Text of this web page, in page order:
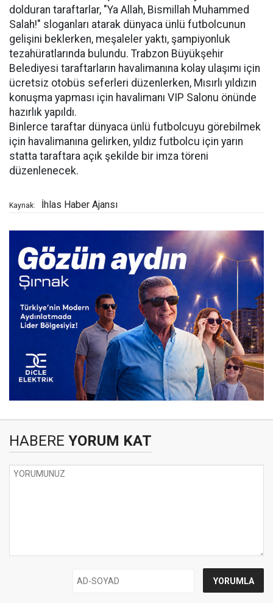
dolduran taraftarlar, "Ya Allah, Bismillah Muhammed
Salah!" sloganları atarak dünyaca ünlü futbolcunun
gelişini beklerken, meşaleler yaktı, şampiyonluk
tezahüratlarında bulundu. Trabzon Büyükşehir
Belediyesi taraftarların havalimanına kolay ulaşımı için
ücretsiz otobüs seferleri düzenlerken, Mısırlı yıldızın
konuşma yapması için havalimanı VIP Salonu önünde
hazırlık yapıldı.
Binlerce taraftar dünyaca ünlü futbolcuyu görebilmek
için havalimanına gelirken, yıldız futbolcu için yarın
statta taraftara açık şekilde bir imza töreni
düzenlenecek.
Kaynak: İhlas Haber Ajansı
HABERE YORUM KAT